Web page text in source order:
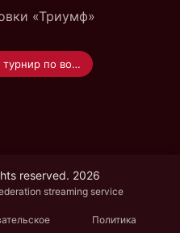
«Триумф»
XIV международный турнир по вольной борьбе памяти Д.П. Коркина
reserved. 2026
streaming service
Политика